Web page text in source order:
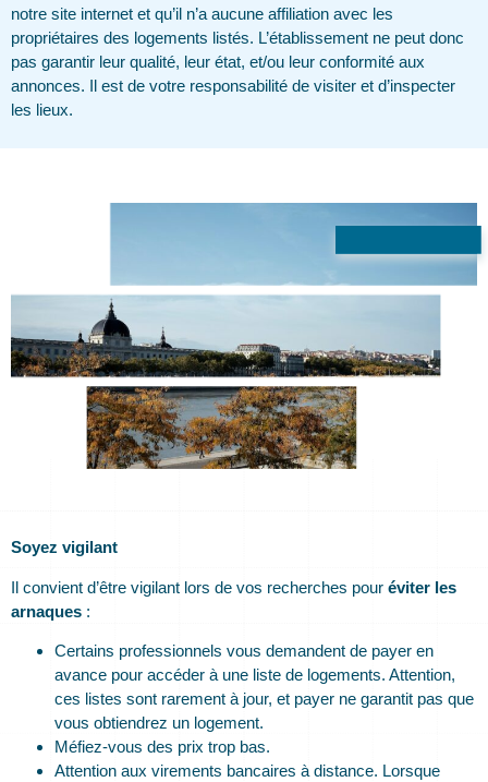
notre site internet et qu’il n’a aucune affiliation avec les
propriétaires des logements listés. L’établissement ne peut donc
pas garantir leur qualité, leur état, et/ou leur conformité aux
annonces. Il est de votre responsabilité de visiter et d’inspecter
les lieux.
Soyez vigilant
Il convient d’être vigilant lors de vos recherches pour éviter les
arnaques :
Certains professionnels vous demandent de payer en
avance pour accéder à une liste de logements. Attention,
ces listes sont rarement à jour, et payer ne garantit pas que
vous obtiendrez un logement.
Méfiez-vous des prix trop bas.
Attention aux virements bancaires à distance. Lorsque